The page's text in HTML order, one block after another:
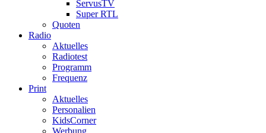
ServusTV
Super RTL
Quoten
Radio
Aktuelles
Radiotest
Programm
Frequenz
Print
Aktuelles
Personalien
KidsCorner
Werbung